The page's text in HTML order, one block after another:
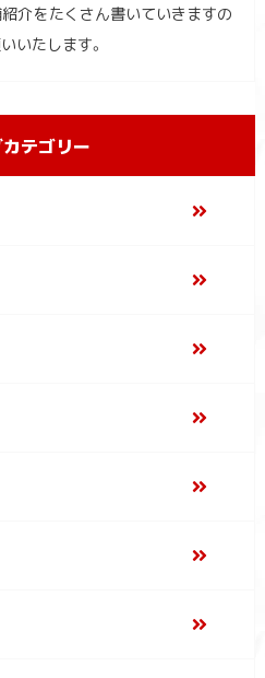
介をたくさん書いていきますの
いたします。
テゴリー